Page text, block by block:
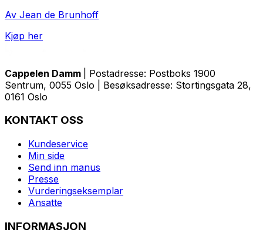
Av Jean de Brunhoff
Kjøp her
Cappelen Damm
| Postadresse: Postboks 1900
Sentrum, 0055 Oslo | Besøksadresse: Stortingsgata 28,
0161 Oslo
KONTAKT OSS
Kundeservice
Min side
Send inn manus
Presse
Vurderingseksemplar
Ansatte
INFORMASJON